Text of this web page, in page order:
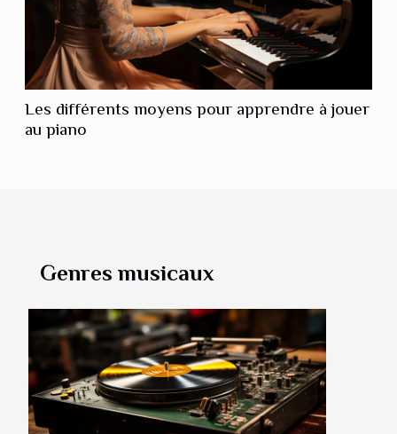
Les différents moyens pour apprendre à jouer
au piano
Genres musicaux